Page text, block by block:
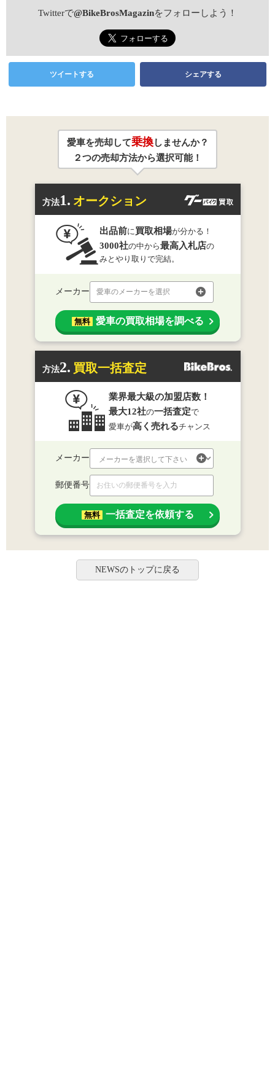
Twitterで@BikeBrosMagazinをフォローしよう！
ツイートする シェアする
愛車を売却して乗換しませんか？
２つの売却方法から選択可能！
方法1. オークション
出品前に 買取相場が分かる！
3000社の中から最高入札店の
みとやり取りで完結。
メーカー 愛車のメーカーを選択
無料 愛車の買取相場を調べる
方法2. 買取一括査定
業界最大級の加盟店数！
最大12社の一括査定で
愛車が高く売れるチャンス
メーカー
郵便番号
無料 一括査定を依頼する
NEWSのトップに戻る